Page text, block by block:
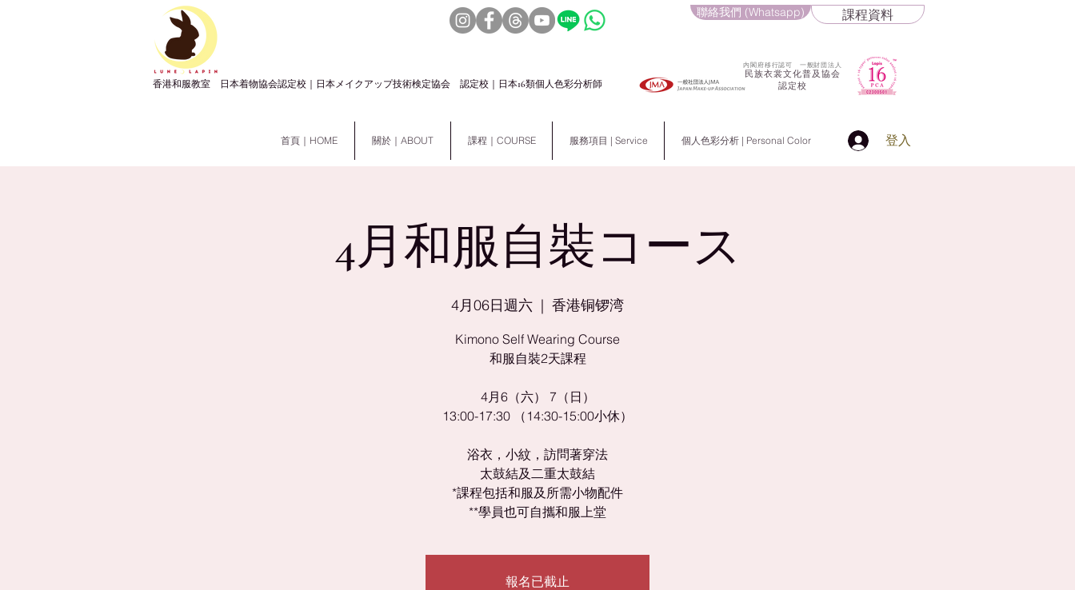
聯絡我們 (Whatsapp) 課程資料
民族衣裳文化普及協会
認定校
​内閣府移行認可 一般財団法人
​香港和服教室 日本着物協会認定校｜日本メイクアップ技術検定協会 認定校｜日本16類個人色彩分析師
首頁｜HOME 關於｜ABOUT 課程｜COURSE 服務項目 | Service 個人色彩分析 | Personal Color 登入
4月和服自裝コース
4月06日週六
  |
香港铜锣湾
Kimono Self Wearing Course
和服自裝2天課程
4月6（六） 7（日）
13:00-17:30 （14:30-15:00小休）
浴衣，小紋，訪問著穿法
太鼓結及二重太鼓結
*課程包括和服及所需小物配件
**學員也可自攜和服上堂
報名已截止